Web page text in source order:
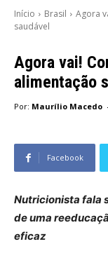
Início Brasil
Agora
saudável
Agora vai!
alimentação
Por: Maurílio Macedo
Facebook
Nutricionista fala
de uma
eficaz